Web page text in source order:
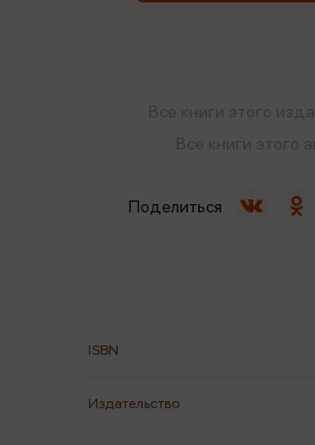
ISBN
Издательство
Поделиться